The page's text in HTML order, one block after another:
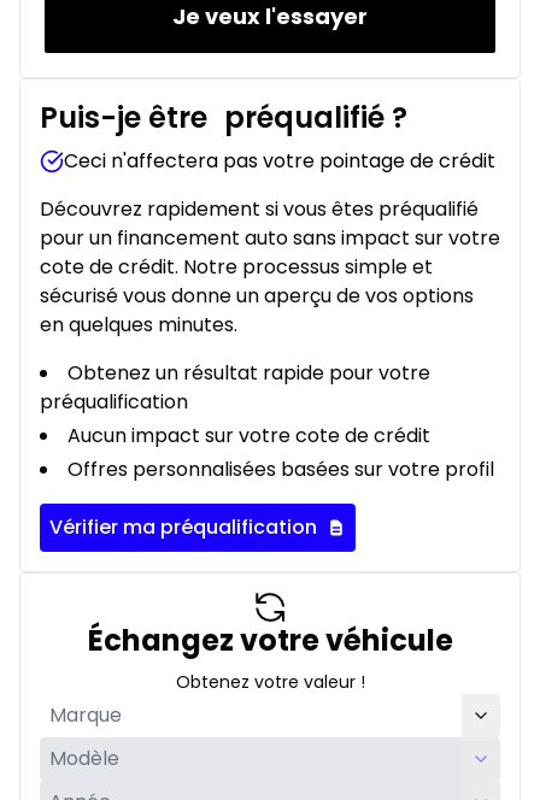
Je veux l'essayer
Puis-je être préqualifié ?
Ceci n'affectera pas votre pointage de crédit
Découvrez rapidement si vous êtes préqualifié
pour un financement auto sans impact sur votre
cote de crédit. Notre processus simple et
sécurisé vous donne un aperçu de vos options
en quelques minutes.
Obtenez un résultat rapide pour votre
préqualification
Aucun impact sur votre cote de crédit
Offres personnalisées basées sur votre profil
Vérifier ma préqualification
Échangez votre véhicule
Obtenez votre valeur !